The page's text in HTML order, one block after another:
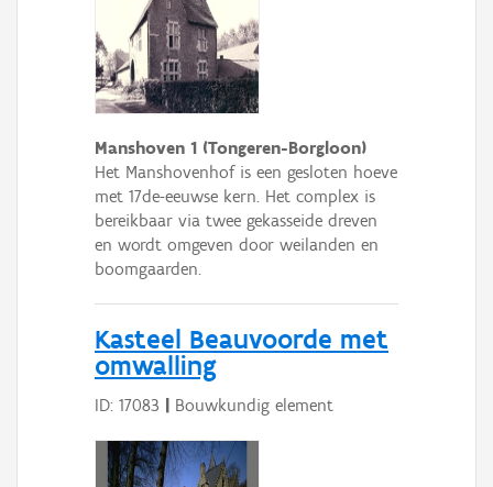
Manshoven 1 (Tongeren-Borgloon)
Het Manshovenhof is een gesloten hoeve
met 17de-eeuwse kern. Het complex is
bereikbaar via twee gekasseide dreven
en wordt omgeven door weilanden en
boomgaarden.
Kasteel Beauvoorde met
omwalling
ID: 17083 | Bouwkundig element